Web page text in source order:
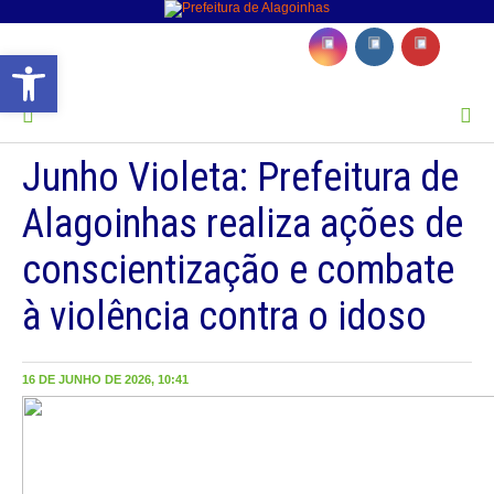
Barra de Ferramentas Aberta
MENU
Junho Violeta: Prefeitura de
Alagoinhas realiza ações de
conscientização e combate
à violência contra o idoso
16 DE JUNHO DE 2026, 10:41